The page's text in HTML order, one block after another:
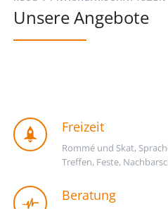
Unsere Angebote
Freizeit
Rommé und Skat,
Treffen, Feste,
Beratung